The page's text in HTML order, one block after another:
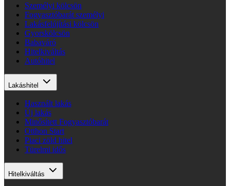
Személyi kölcsön
Fogyasztóbarát személyi
Lakásfelújítási kölcsön
Gyorskölcsön
Babaváró
Hitelkiváltás
Autóhitel
Lakáshitel
Használt lakás
Új lakás
Minősített Fogyasztóbarát
Otthon Start
Piaci zöld hitel
Türelmi idős
Hitelkiváltás